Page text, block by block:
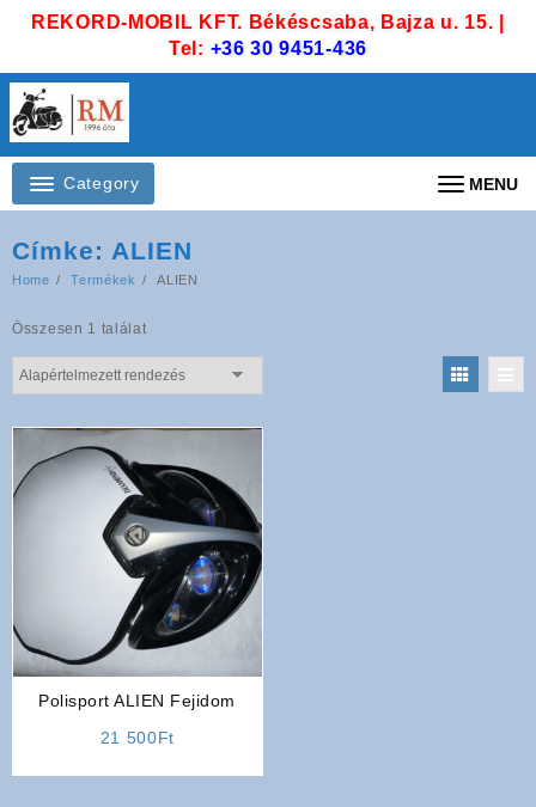
REKORD-MOBIL KFT. Békéscsaba, Bajza u. 15. |
Tel: +36 30 9451-436
Category MENU
Címke: ALIEN
Home Termékek ALIEN
Összesen 1 találat
Polisport ALIEN Fejidom
21 500Ft